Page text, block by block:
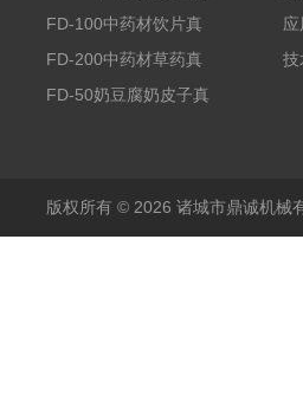
干机
FD-100中药材饮片真
空冻干机
FD-200中药材草药真
空冻干机
FD-50奶豆腐奶皮子真
应
技
版权所有 © 2026 诸城市鼎诚机械